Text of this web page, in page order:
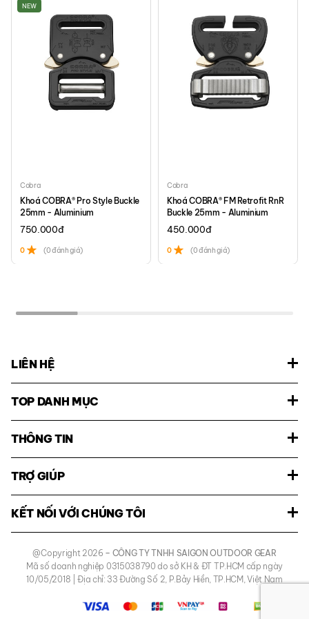
Thể tích: 4L
Trọng lượng: ~325 grams
Xuất xứ: Việt Nam
NEW
Cobra
Khoá COBRA® Pro Style Buckle
25mm - Aluminium
750.000đ
0 (0 đánh giá)
Cobra
Khoá COBRA® FM Retrofit RnR
Buckle 25mm - Aluminium
450.000đ
0 (0 đánh giá)
LIÊN HỆ
TOP DANH MỤC
THÔNG TIN
TRỢ GIÚP
KẾT NỐI VỚI CHÚNG TÔI
@Copyright 2026 – CÔNG TY TNHH SAIGON OUTDOOR GEAR
Mã số doanh nghiệp 0315038790 do sở KH & ĐT TP.HCM cấp ngày
10/05/2018 | Địa chỉ: 33 Đường Số 2, P.Bảy Hiền, TP.HCM, Việt Nam